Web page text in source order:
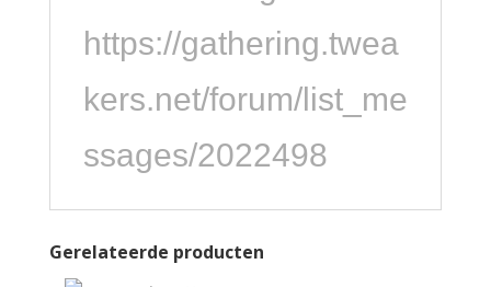
https://gathering.twea
kers.net/forum/list_me
ssages/2022498
Gerelateerde producten